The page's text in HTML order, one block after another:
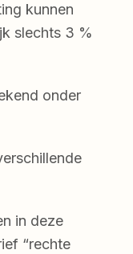
kunnen
slechts 3 %
onder
in deze
“rechte